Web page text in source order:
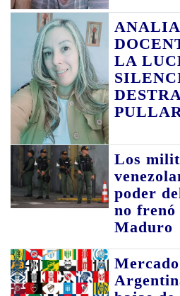
LA
Los
poder
no
Maduro
Mercado